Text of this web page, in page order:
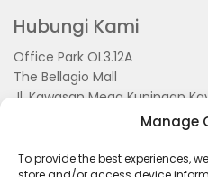
Manage
To provide the best experiences,
Hubungi Kami
Office Park OL3.12A
The Bellagio Mall
Jl. Kawasan Mega Kuningan
Kuningan, Kel. Kuningan Timur,